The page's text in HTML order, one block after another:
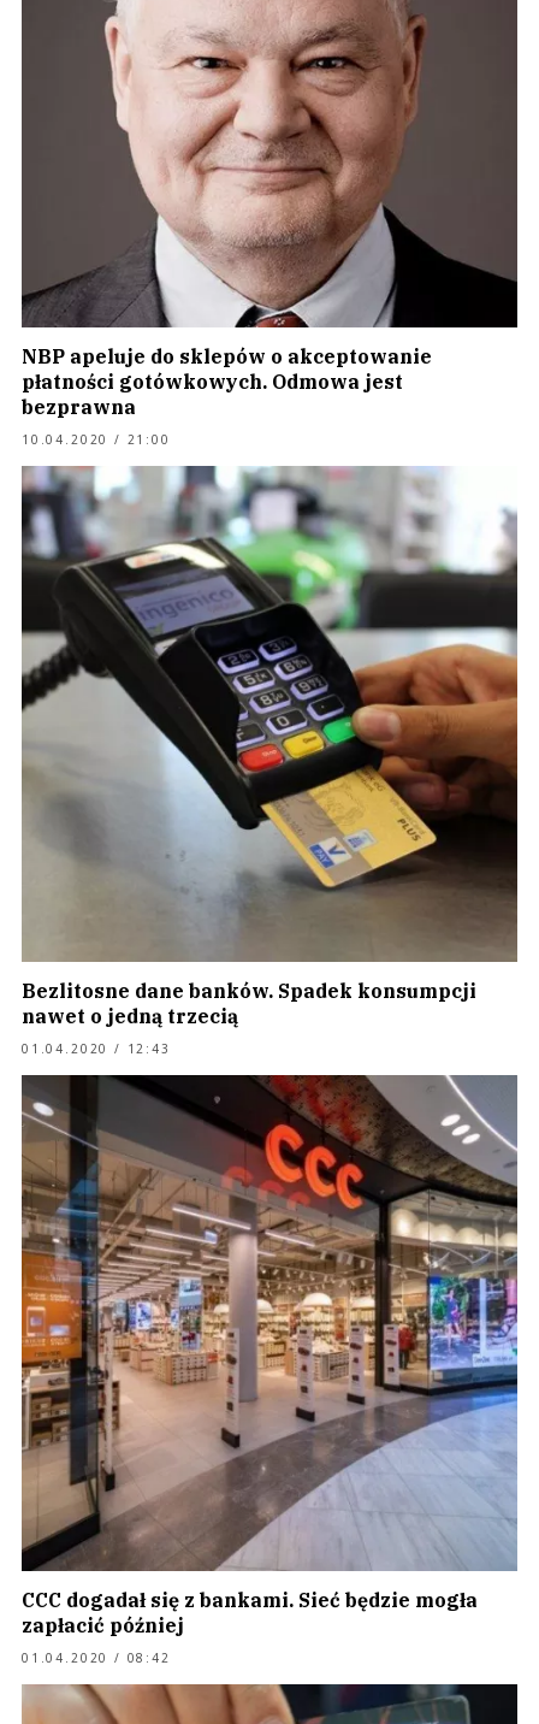
NBP apeluje do sklepów o akceptowanie
płatności gotówkowych. Odmowa jest
bezprawna
10.04.2020 / 21:00
Bezlitosne dane banków. Spadek konsumpcji
nawet o jedną trzecią
01.04.2020 / 12:43
CCC dogadał się z bankami. Sieć będzie mogła
zapłacić później
01.04.2020 / 08:42